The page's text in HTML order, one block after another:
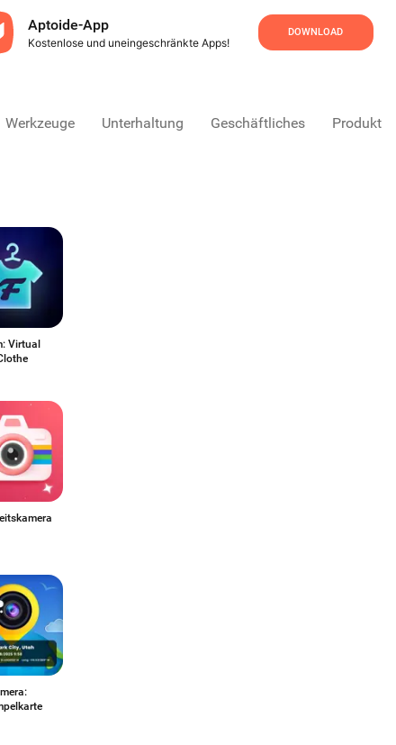
Aptoide-App
Kostenlose und uneingeschränkte Apps!
DOWNLOAD
Werkzeuge Unterhaltung Geschäftliches
Virtual